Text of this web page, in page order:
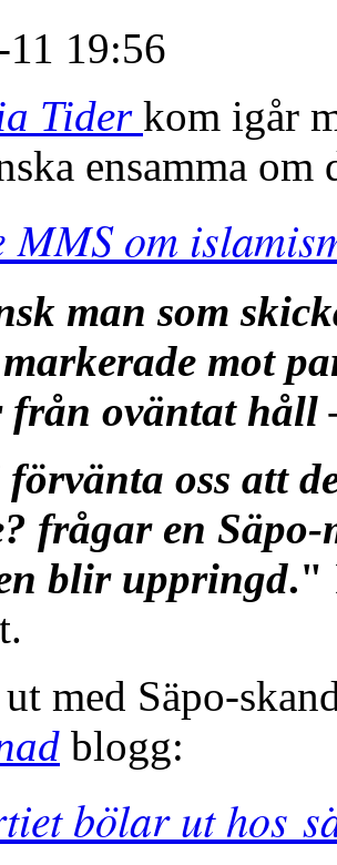
19:56
Tider kom igår
ensamma om
MMS om
man som
mot
från oväntat håll
oss att
frågar en
blir uppringd."
med Säpo-
blogg:
bölar ut hos